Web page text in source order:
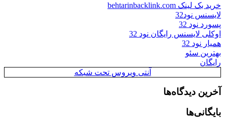
خرید بک لینک behtarinbacklink.com
لایسنس نود32
پسورد نود 32
اوکلی لایسنس رایگان نود 32
همیار نود 32
بهترین سئو
رایگان
آنتی ویروس تحت شبکه
آخرین دیدگاه‌ها
بایگانی‌ها